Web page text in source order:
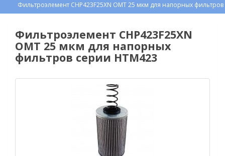
Фильтроэлемент CHP423F25XN OMT 25 мкм для напорных
Фильтроэлемент CHP423F25XN
OMT 25 мкм для напорных
фильтров серии HTM423